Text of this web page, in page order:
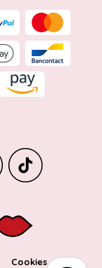
Cookies